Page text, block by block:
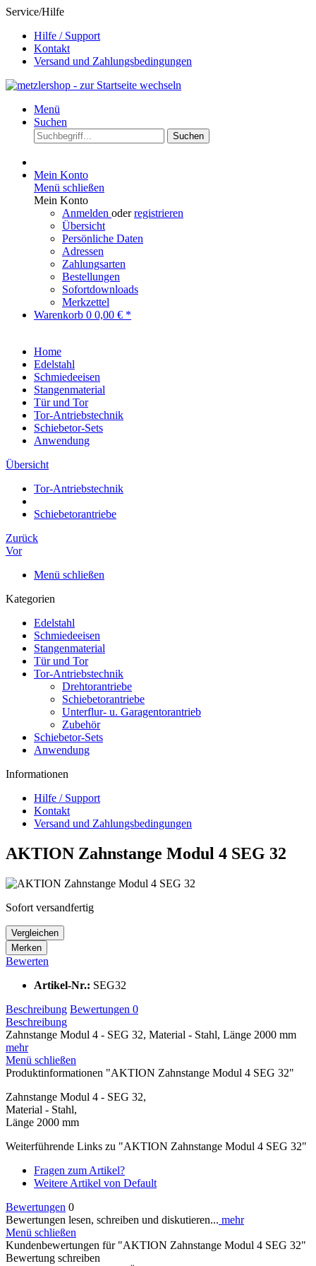
Service/Hilfe
Hilfe / Support
Kontakt
Versand und Zahlungsbedingungen
Menü
Suchen
Suchen
Mein Konto
Menü schließen
Mein Konto
Anmelden oderregistrieren
Übersicht
Persönliche Daten
Adressen
Zahlungsarten
Bestellungen
Sofortdownloads
Merkzettel
Warenkorb 0 0,00 € *
Home
Edelstahl
Schmiedeeisen
Stangenmaterial
Tür und Tor
Tor-Antriebstechnik
Schiebetor-Sets
Anwendung
Übersicht
Tor-Antriebstechnik
Schiebetorantriebe
Zurück
Vor
Menü schließen
Kategorien
Edelstahl
Schmiedeeisen
Stangenmaterial
Tür und Tor
Tor-Antriebstechnik
Drehtorantriebe
Schiebetorantriebe
Unterflur- u. Garagentorantrieb
Zubehör
Schiebetor-Sets
Anwendung
Informationen
Hilfe / Support
Kontakt
Versand und Zahlungsbedingungen
AKTION Zahnstange Modul 4 SEG 32
Sofort versandfertig
Vergleichen
Merken
Bewerten
Artikel-Nr.: SEG32
Beschreibung Bewertungen 0
Beschreibung
Zahnstange Modul 4 - SEG 32, Material - Stahl, Länge 2000 mm
mehr
Menü schließen
Produktinformationen "AKTION Zahnstange Modul 4 SEG 32"
Zahnstange Modul 4 - SEG 32,
Material - Stahl,
Länge 2000 mm
Weiterführende Links zu "AKTION Zahnstange Modul 4 SEG 32"
Fragen zum Artikel?
Weitere Artikel von Default
Bewertungen 0
Bewertungen lesen, schreiben und diskutieren... mehr
Menü schließen
Kundenbewertungen für "AKTION Zahnstange Modul 4 SEG 32"
Bewertung schreiben